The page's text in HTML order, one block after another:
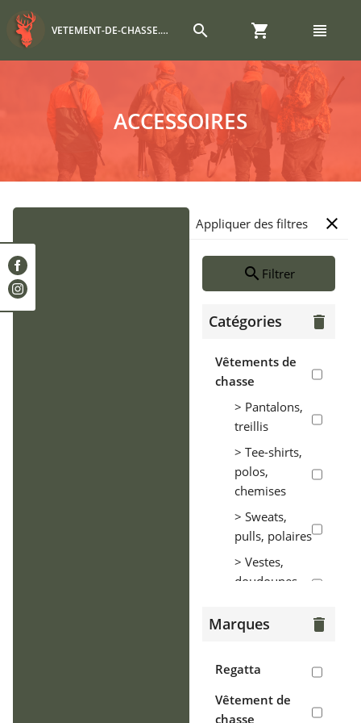
VETEMENT-DE-CHASSE.COM search shopping_cart view_headline
ACCESSOIRES
Appliquer des filtres close
search Filtrer
Catégories delete
Vêtements de
chasse
> Pantalons,
treillis
> Tee-shirts,
polos,
chemises
> Sweats,
pulls, polaires
> Vestes,
doudounes,
> Coupe-vent,
pluie
> Gilets
Marques delete
Regatta
Vêtement de
chasse